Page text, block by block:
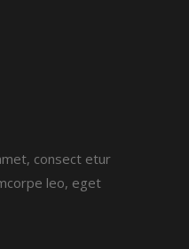
consect etur
leo, eget